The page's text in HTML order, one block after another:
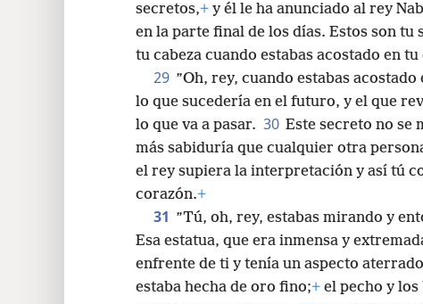
secreto que quiere saber.+ 28 Pero hay
secretos,+y él le ha anunciado al rey
en la parte final de los días. Estos son tu
tu cabeza cuando estabas acostado en
29 ”Oh, rey, cuando estabas acostado
lo que sucedería en el futuro, y el que
lo que va a pasar. 30 Este secreto no se
más sabiduría que cualquier otra
el rey supiera la interpretación y así tú
corazón.+
31 ”Tú, oh, rey, estabas mirando y
Esa estatua, que era inmensa y
enfrente de ti y tenía un aspecto